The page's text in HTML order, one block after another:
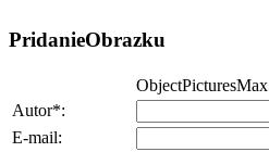
PridanieObrazku
ObjectPicturesMax
Autor*:
E-mail: